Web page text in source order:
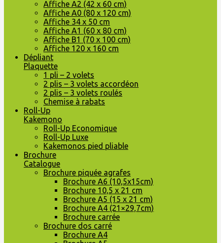
Affiche A2 (42 x 60 cm)
Affiche A0 (80 x 120 cm)
Affiche 34 x 50 cm
Affiche A1 (60 x 80 cm)
Affiche B1 (70 x 100 cm)
Affiche 120 x 160 cm
Dépliant
Plaquette
1 pli – 2 volets
2 plis – 3 volets accordéon
2 plis – 3 volets roulés
Chemise à rabats
Roll-Up
Kakemono
Roll-Up Economique
Roll-Up Luxe
Kakemonos pied pliable
Brochure
Catalogue
Brochure piquée agrafes
Brochure A6 (10,5x15cm)
Brochure 10,5 x 21 cm
Brochure A5 (15 x 21 cm)
Brochure A4 (21×29,7cm)
Brochure carrée
Brochure dos carré
Brochure A4